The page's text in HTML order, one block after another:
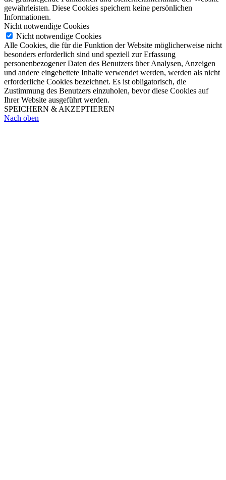
gewährleisten. Diese Cookies speichern keine persönlichen
Informationen.
Nicht notwendige Cookies
Nicht notwendige Cookies
Alle Cookies, die für die Funktion der Website möglicherweise nicht
besonders erforderlich sind und speziell zur Erfassung
personenbezogener Daten des Benutzers über Analysen, Anzeigen
und andere eingebettete Inhalte verwendet werden, werden als nicht
erforderliche Cookies bezeichnet. Es ist obligatorisch, die
Zustimmung des Benutzers einzuholen, bevor diese Cookies auf
Ihrer Website ausgeführt werden.
SPEICHERN & AKZEPTIEREN
Nach oben